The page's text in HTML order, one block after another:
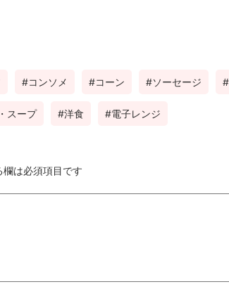
コンソメ コーン ソーセージ
スープ 洋食 電子レンジ
欄は必須項目です